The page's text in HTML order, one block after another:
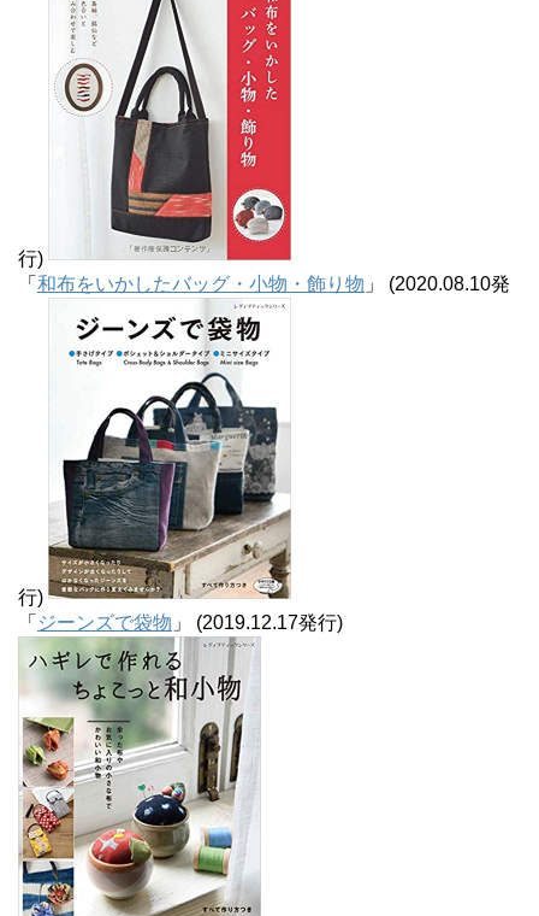
行)
「 和布をいかしたバッグ・小物・飾り物 」 (2020.08.10発
行)
「 ジーンズで袋物 」 (2019.12.17発行)